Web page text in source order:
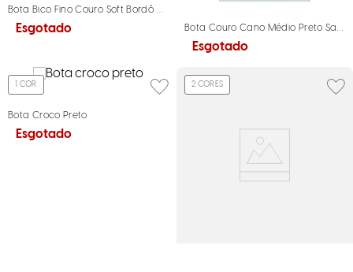
Bota Bico Fino Couro Soft Bordô Cano Médio
Esgotado Bota Couro Cano Médio Preto Salto
Esgotado
COR
Bota Croco Preto
Esgotado
2 CORES